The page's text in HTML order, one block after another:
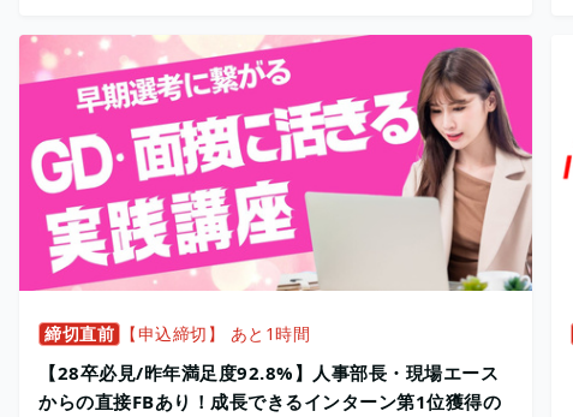
締切直前 【申込締切】 あと1時間
【28卒必見/昨年満⾜度92.8%】人事部長・現場エース
からの直接FBあり！成長できるインターン第1位獲得の